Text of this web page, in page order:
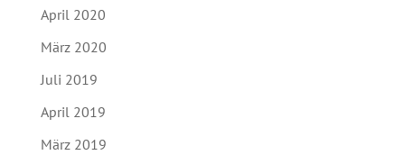
April 2020
März 2020
Juli 2019
April 2019
März 2019